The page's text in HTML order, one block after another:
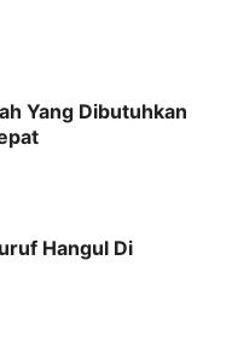
Yang Dibutuhkan
Hangul Di